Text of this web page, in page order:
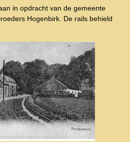
in opdracht van de gemeente
Hogenbirk. De rails behield